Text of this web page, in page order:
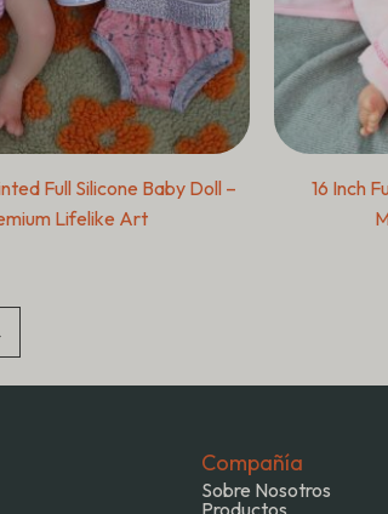
Full Silicone Baby Doll –
Lifelike Art
16 Inch
Compañía
Sobre Nosotros
Productos